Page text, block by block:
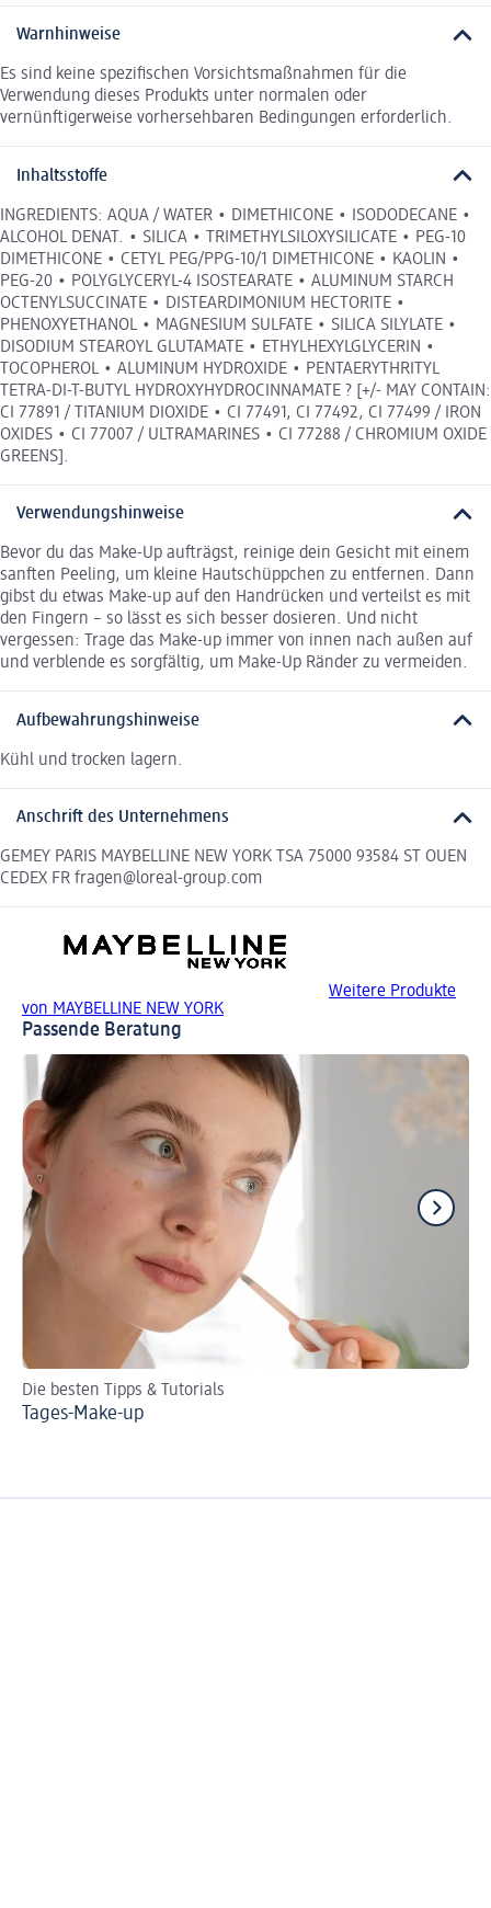
Warnhinweise
Es sind keine spezifischen Vorsichtsmaßnahmen für die
Verwendung dieses Produkts unter normalen oder
vernünftigerweise vorhersehbaren Bedingungen erforderlich.
Inhaltsstoffe
INGREDIENTS: AQUA / WATER • DIMETHICONE • ISODODECANE •
ALCOHOL DENAT. • SILICA • TRIMETHYLSILOXYSILICATE • PEG-10
DIMETHICONE • CETYL PEG/PPG-10/1 DIMETHICONE • KAOLIN •
PEG-20 • POLYGLYCERYL-4 ISOSTEARATE • ALUMINUM STARCH
OCTENYLSUCCINATE • DISTEARDIMONIUM HECTORITE •
PHENOXYETHANOL • MAGNESIUM SULFATE • SILICA SILYLATE •
DISODIUM STEAROYL GLUTAMATE • ETHYLHEXYLGLYCERIN •
TOCOPHEROL • ALUMINUM HYDROXIDE • PENTAERYTHRITYL
TETRA-DI-T-BUTYL HYDROXYHYDROCINNAMATE ? [+/- MAY CONTAIN:
CI 77891 / TITANIUM DIOXIDE • CI 77491, CI 77492, CI 77499 / IRON
OXIDES • CI 77007 / ULTRAMARINES • CI 77288 / CHROMIUM OXIDE
GREENS].
Verwendungshinweise
Bevor du das Make-Up aufträgst, reinige dein Gesicht mit einem
sanften Peeling, um kleine Hautschüppchen zu entfernen. Dann
gibst du etwas Make-up auf den Handrücken und verteilst es mit
den Fingern – so lässt es sich besser dosieren. Und nicht
vergessen: Trage das Make-up immer von innen nach außen auf
und verblende es sorgfältig, um Make-Up Ränder zu vermeiden.
Aufbewahrungshinweise
Kühl und trocken lagern.
Anschrift des Unternehmens
GEMEY PARIS MAYBELLINE NEW YORK TSA 75000 93584 ST OUEN
CEDEX FR fragen@loreal-group.com
Weitere Produkte
von MAYBELLINE NEW YORK
Passende Beratung
Die besten Tipps & Tutorials
Tages-Make-up